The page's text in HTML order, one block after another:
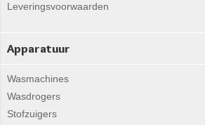
Leveringsvoorwaarden
Apparatuur
Wasmachines
Wasdrogers
Stofzuigers